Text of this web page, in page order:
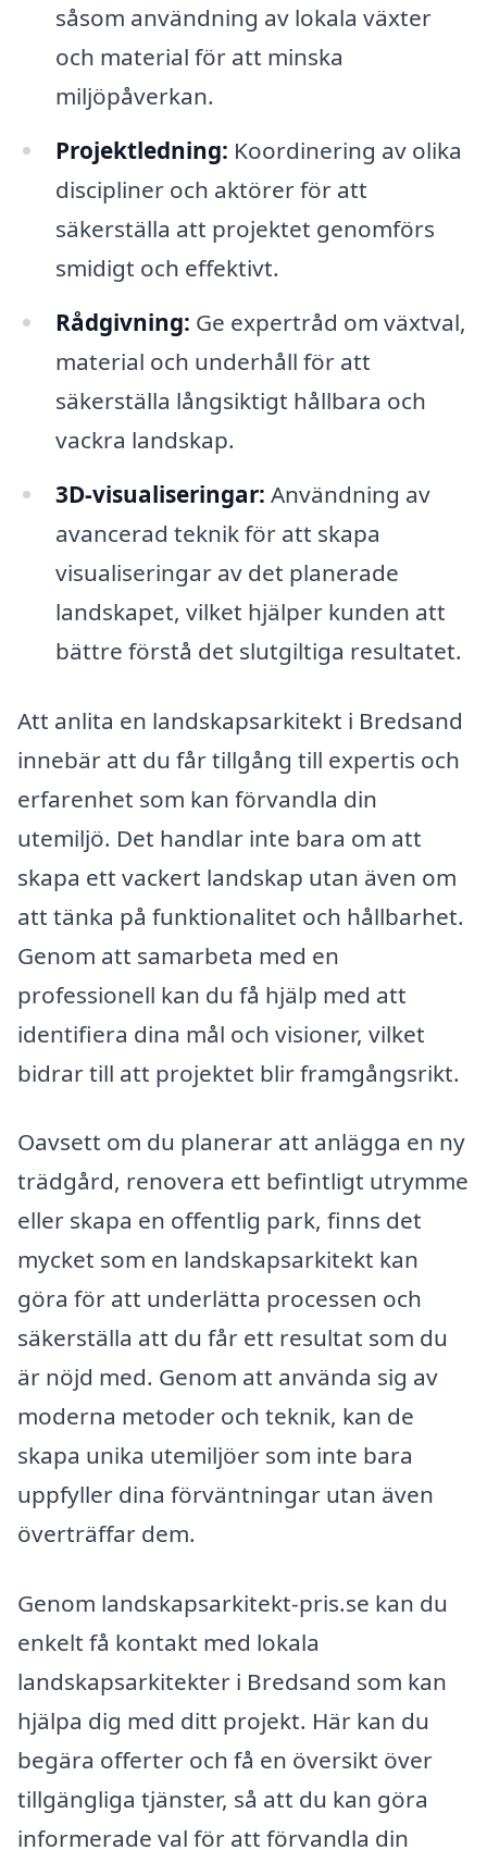
såsom användning av lokala växter
och material för att minska
miljöpåverkan.
Projektledning: Koordinering av olika
discipliner och aktörer för att
säkerställa att projektet genomförs
smidigt och effektivt.
Rådgivning: Ge expertråd om växtval,
material och underhåll för att
säkerställa långsiktigt hållbara och
vackra landskap.
3D-visualiseringar: Användning av
avancerad teknik för att skapa
visualiseringar av det planerade
landskapet, vilket hjälper kunden att
bättre förstå det slutgiltiga resultatet.
Att anlita en landskapsarkitekt i Bredsand
innebär att du får tillgång till expertis och
erfarenhet som kan förvandla din
utemiljö. Det handlar inte bara om att
skapa ett vackert landskap utan även om
att tänka på funktionalitet och hållbarhet.
Genom att samarbeta med en
professionell kan du få hjälp med att
identifiera dina mål och visioner, vilket
bidrar till att projektet blir framgångsrikt.
Oavsett om du planerar att anlägga en ny
trädgård, renovera ett befintligt utrymme
eller skapa en offentlig park, finns det
mycket som en landskapsarkitekt kan
göra för att underlätta processen och
säkerställa att du får ett resultat som du
är nöjd med. Genom att använda sig av
moderna metoder och teknik, kan de
skapa unika utemiljöer som inte bara
uppfyller dina förväntningar utan även
överträffar dem.
Genom landskapsarkitekt-pris.se kan du
enkelt få kontakt med lokala
landskapsarkitekter i Bredsand som kan
hjälpa dig med ditt projekt. Här kan du
begära offerter och få en översikt över
tillgängliga tjänster, så att du kan göra
informerade val för att förvandla din